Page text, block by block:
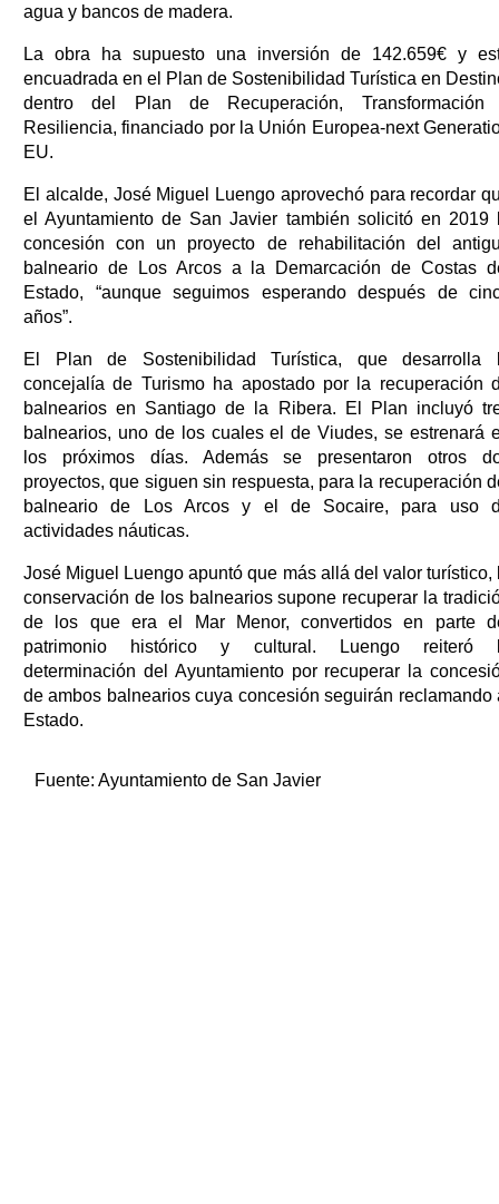
agua y bancos de madera.
La obra ha supuesto una inversión de 142.659€ y
encuadrada en el Plan de Sostenibilidad Turística en
dentro del Plan de Recuperación, Transformación
Resiliencia, financiado por la Unión Europea-next
EU.
El alcalde, José Miguel Luengo aprovechó para recordar
el Ayuntamiento de San Javier también solicitó en 2019
concesión con un proyecto de rehabilitación del
balneario de Los Arcos a la Demarcación de Costas
Estado, “aunque seguimos esperando después de
años”.
El Plan de Sostenibilidad Turística, que desarrolla
concejalía de Turismo ha apostado por la recuperación
balnearios en Santiago de la Ribera. El Plan incluyó
balnearios, uno de los cuales el de Viudes, se estrenará
los próximos días. Además se presentaron otros
proyectos, que siguen sin respuesta, para la recuperación
balneario de Los Arcos y el de Socaire, para uso
actividades náuticas.
José Miguel Luengo apuntó que más allá del valor turístico,
conservación de los balnearios supone recuperar la
de los que era el Mar Menor, convertidos en parte
patrimonio histórico y cultural. Luengo reiteró
determinación del Ayuntamiento por recuperar la
de ambos balnearios cuya concesión seguirán reclamando
Estado.
Fuente: Ayuntamiento de San Javier